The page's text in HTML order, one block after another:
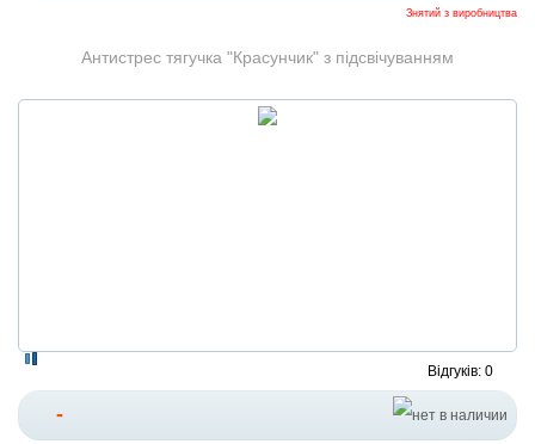
Знятий з виробництва
Антистрес тягучка "Красунчик" з підсвічуванням
Відгуків: 0
-